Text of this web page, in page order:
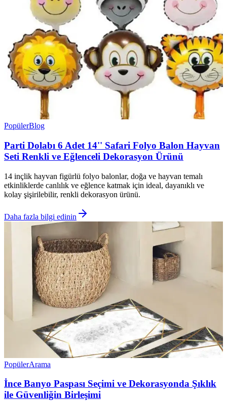
PopülerBlog
Parti Dolabı 6 Adet 14'' Safari Folyo Balon Hayvan
Seti Renkli ve Eğlenceli Dekorasyon Ürünü
14 inçlik hayvan figürlü folyo balonlar, doğa ve hayvan temalı
etkinliklerde canlılık ve eğlence katmak için ideal, dayanıklı ve
kolay şişirilebilir, renkli dekorasyon ürünü.
Daha fazla bilgi edinin
PopülerArama
İnce Banyo Paspası Seçimi ve Dekorasyonda Şıklık
ile Güvenliğin Birleşimi